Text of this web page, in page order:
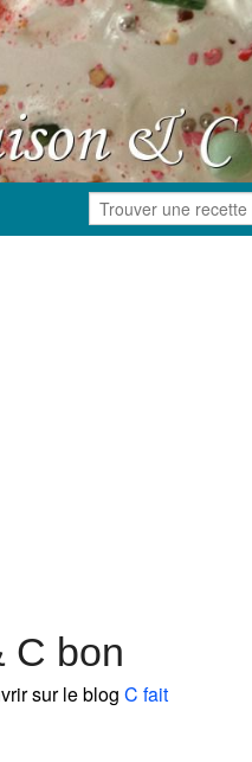
C bon
sur le blog C fait